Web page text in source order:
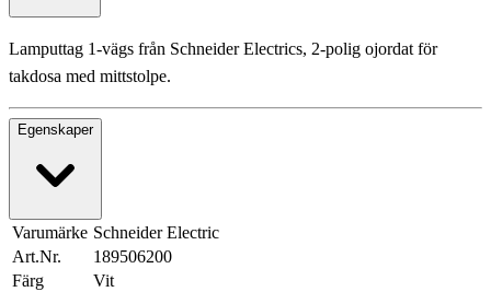
Lamputtag 1-vägs från Schneider Electrics, 2-polig ojordat för
takdosa med mittstolpe.
Egenskaper
Varumärke Schneider Electric
Art.Nr.
189506200
Färg
Vit